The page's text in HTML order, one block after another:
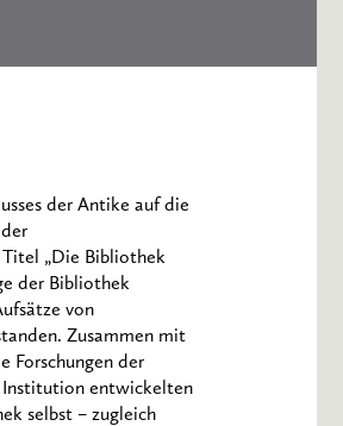
der Antike auf die
Titel „Die Bibliothek
der Bibliothek
von
Zusammen mit
Forschungen der
Institution entwickelten
selbst – zugleich